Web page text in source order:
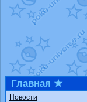
Главная ★
Новости